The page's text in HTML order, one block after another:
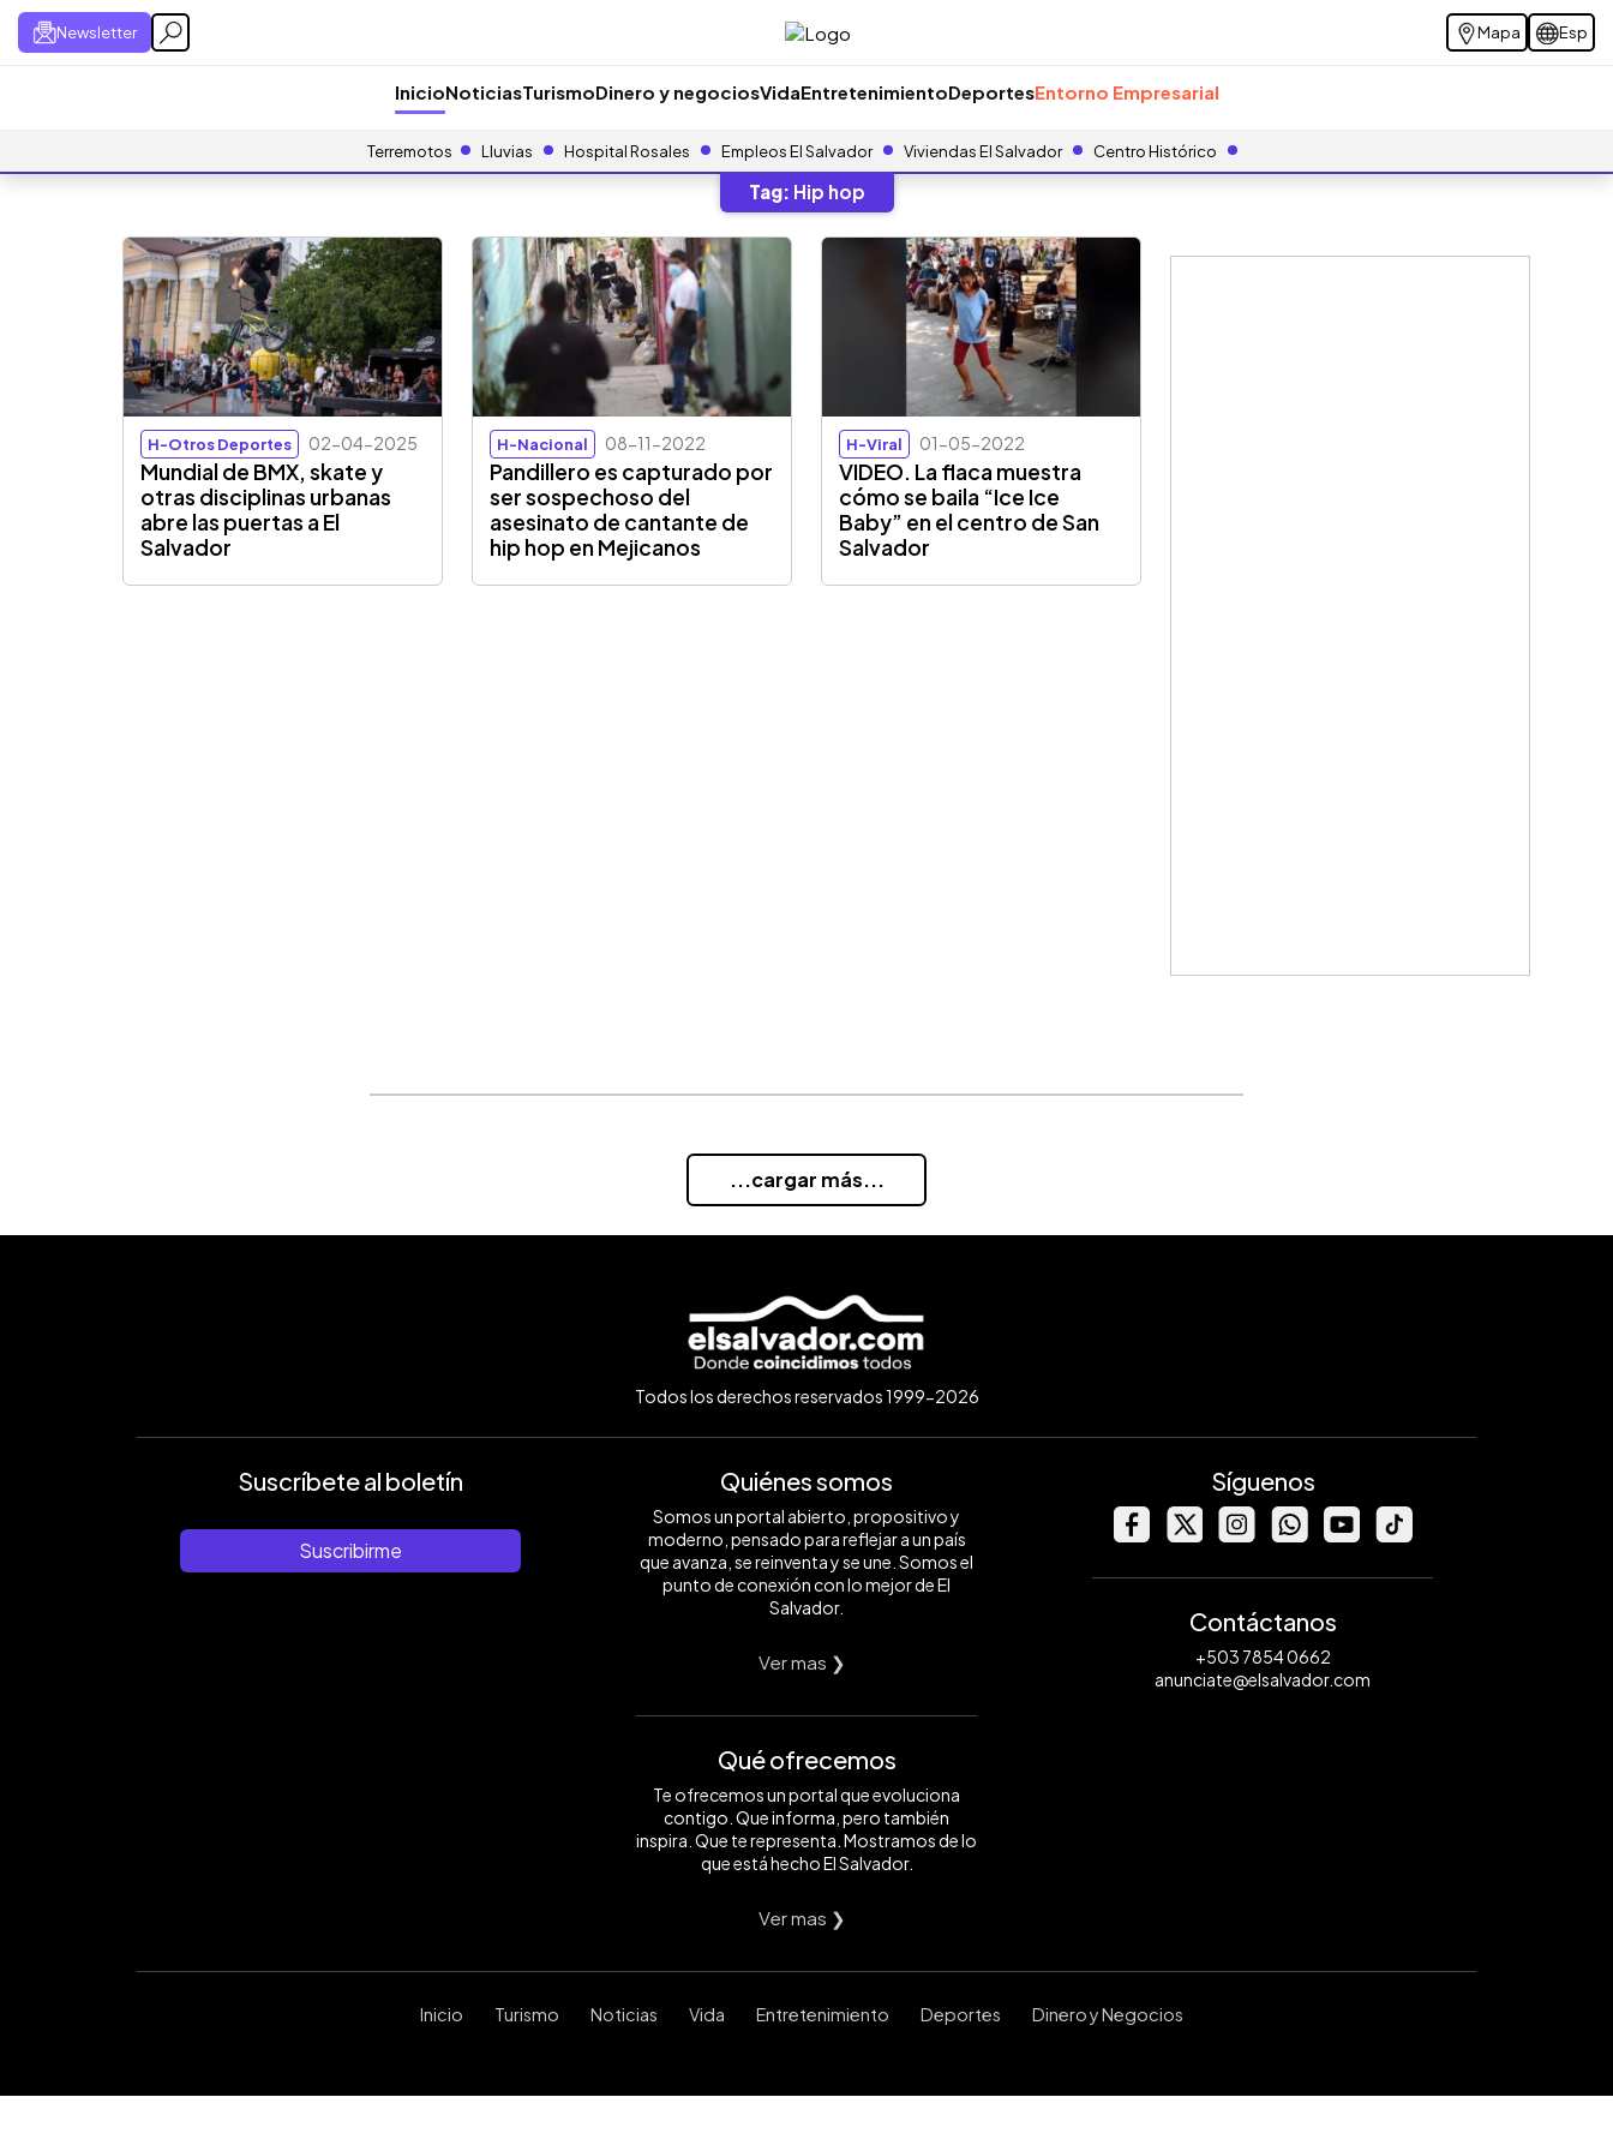
Newsletter Mapa Esp
InicioNoticiasTurismoDinero y negociosVidaEntretenimientoDeportesEntorno Empresarial
Terremotos Lluvias Hospital Rosales Empleos El Salvador Viviendas El Salvador Centro Histórico
Tag: Hip hop
H-Otros Deportes 02-04-2025
Mundial de BMX, skate y
otras disciplinas urbanas
abre las puertas a El
Salvador
H-Nacional 08-11-2022
Pandillero es capturado por
ser sospechoso del
asesinato de cantante de
hip hop en Mejicanos
H-Viral 01-05-2022
VIDEO. La flaca muestra
cómo se baila “Ice Ice
Baby” en el centro de San
Salvador
...cargar más...
Todos los derechos reservados 1999-2026
Suscríbete al boletín
Suscribirme
Quiénes somos
Somos un portal abierto, propositivo y
moderno, pensado para reflejar a un país
que avanza, se reinventa y se une. Somos el
punto de conexión con lo mejor de El
Salvador.
Ver mas ❯
Qué ofrecemos
Te ofrecemos un portal que evoluciona
contigo. Que informa, pero también
inspira. Que te representa. Mostramos de lo
que está hecho El Salvador.
Ver mas ❯
Síguenos
Contáctanos
+503 7854 0662
anunciate@elsalvador.com
Inicio Turismo Noticias Vida Entretenimiento Deportes Dinero y Negocios